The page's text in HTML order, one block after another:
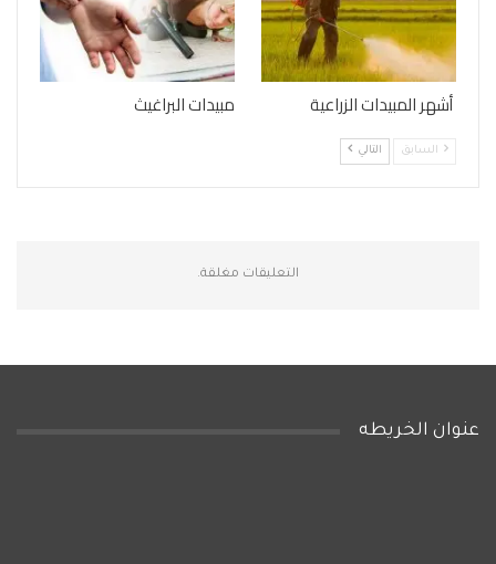
أشهر المبيدات الزراعية مبيدات البراغيث
السابق التالي
التعليقات مغلقة.
عنوان الخريطه